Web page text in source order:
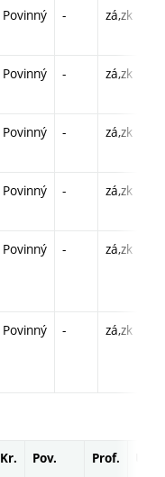
Povinný - zá,zk
Povinný - zá,zk
Povinný - zá,zk
Povinný - zá,zk
Povinný - zá,zk
Povinný - zá,zk
Kr. Pov. Prof.